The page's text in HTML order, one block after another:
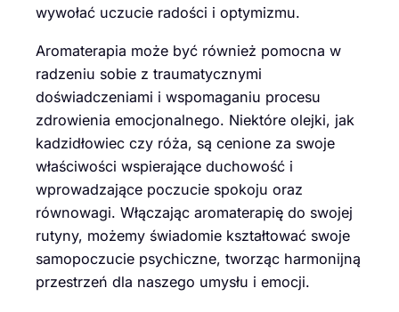
wywołać uczucie radości i optymizmu.
Aromaterapia może być również pomocna w
radzeniu sobie z traumatycznymi
doświadczeniami i wspomaganiu procesu
zdrowienia emocjonalnego. Niektóre olejki, jak
kadzidłowiec czy róża, są cenione za swoje
właściwości wspierające duchowość i
wprowadzające poczucie spokoju oraz
równowagi. Włączając aromaterapię do swojej
rutyny, możemy świadomie kształtować swoje
samopoczucie psychiczne, tworząc harmonijną
przestrzeń dla naszego umysłu i emocji.